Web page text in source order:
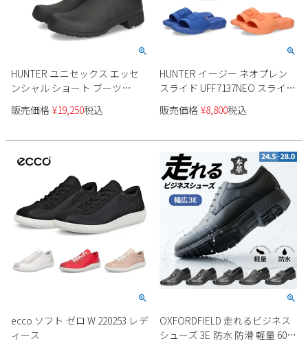
HUNTER ユニセックス エッセ
ンシャル ショート ブーツ
UFS2406RMA レディース
販売価格 ¥19,250税込
HUNTER イージー ネオプレン
スライド UFF7137NEO スライド
サンダル レディース
販売価格 ¥8,800税込
ecco ソフト ゼロ W 220253 レデ
ィース
OXFORDFIELD 走れるビジネス
シューズ 3E 防水 防滑 軽量 6081